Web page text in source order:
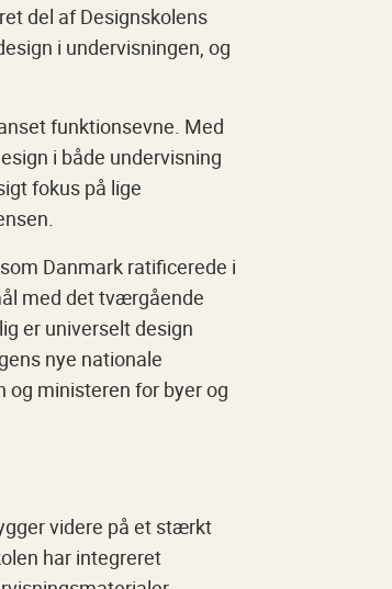
del af Designskolens
i undervisningen, og
funktionsevne. Med
i både undervisning
fokus på lige
Danmark ratificerede i
med det tværgående
er universelt design
nye nationale
og ministeren for byer og
videre på et stærkt
har integreret